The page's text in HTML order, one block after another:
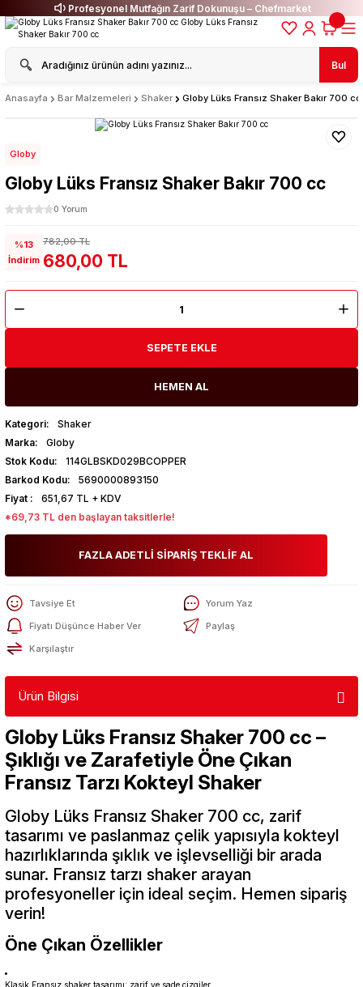
Profesyonel Mutfağın Zarif Dokunuşu – Chefmarket
Bul
Anasayfa Bar Malzemeleri Shaker Globy Lüks Fransız Shaker Bakır 700 cc
Globy
Globy Lüks Fransız Shaker Bakır 700 cc
0 Yorum
%13
İndirim
782,00 TL
680,00 TL
SEPETE EKLE
HEMEN AL
Kategori
Shaker
Marka
Globy
Stok Kodu
114GLBSKD029BCOPPER
Barkod Kodu
5690000893150
Fiyat
651,67 TL + KDV
*69,73 TL den başlayan taksitlerle!
FAZLA ADETLİ SİPARİŞ TEKLİF AL
Tavsiye Et
Yorum Yaz
Fiyatı Düşünce Haber Ver
Paylaş
Karşılaştır
Ürün Bilgisi
Globy Lüks Fransız Shaker 700 cc –
Şıklığı ve Zarafetiyle Öne Çıkan
Fransız Tarzı Kokteyl Shaker
Globy Lüks Fransız Shaker 700 cc, zarif
tasarımı ve paslanmaz çelik yapısıyla kokteyl
hazırlıklarında şıklık ve işlevselliği bir arada
sunar. Fransız tarzı shaker arayan
profesyoneller için ideal seçim. Hemen sipariş
verin!
Öne Çıkan Özellikler
Klasik Fransız shaker tasarımı: zarif ve sade çizgiler